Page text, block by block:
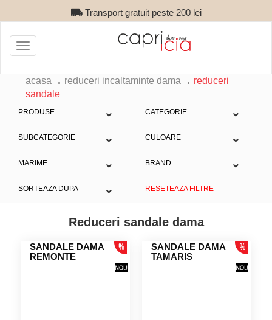
Transport gratuit peste 200 lei
Toggle
navigation
acasa reduceri incaltaminte dama
reduceri
sandale
PRODUSE CATEGORIE
SUBCATEGORIE CULOARE
MARIME BRAND
SORTEAZA DUPA RESETEAZA FILTRE
Reduceri sandale dama
SANDALE DAMA
REMONTE
SANDALE DAMA
TAMARIS